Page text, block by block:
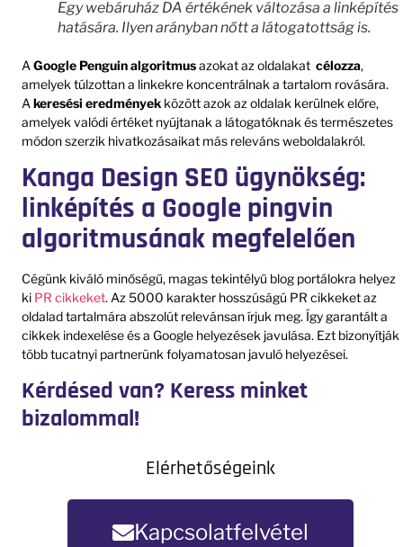
Egy webáruház DA értékének változása a linképítés
hatására. Ilyen arányban nőtt a látogatottság is.
AGoogle Penguin algoritmusazokat az oldalakat célozza,
amelyek túlzottan a linkekre koncentrálnak a tartalom rovására.
Akeresési eredmények között azok az oldalak kerülnek előre,
amelyek valódi értéket nyújtanak a látogatóknak és természetes
módon szerzik hivatkozásaikat más releváns weboldalakról.
Kanga Design SEO ügynökség:
linképítés a Google pingvin
algoritmusának megfelelően
Cégünk kiváló minőségű, magas tekintélyű blog portálokra helyez
ki PR cikkeket. Az 5000 karakter hosszúságú PR cikkeket az
oldalad tartalmára abszolút relevánsan írjuk meg. Így garantált a
cikkek indexelése és a Google helyezések javulása. Ezt bizonyítják
több tucatnyi partnerünk folyamatosan javuló helyezései.
Kérdésed van? Keress minket
bizalommal!
Elérhetőségeink
Kapcsolatfelvétel